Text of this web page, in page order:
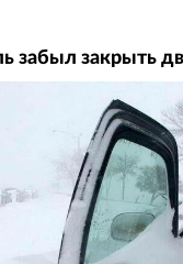
забыл закрыть